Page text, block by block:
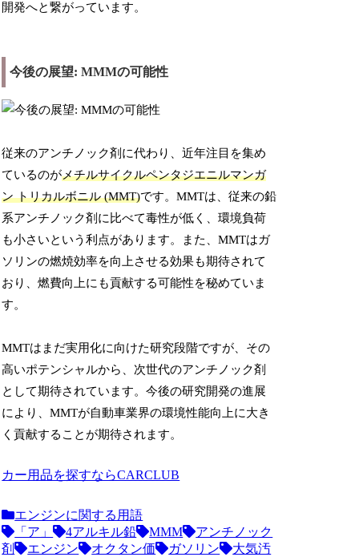
開発へと繋がっています。
今後の展望: MMMの可能性
従来のアンチノック剤に代わり、近年注目を集め
ているのがメチルサイクルペンタジエニルマンガ
ン トリカルボニル (MMT)です。MMTは、従来の鉛
系アンチノック剤に比べて毒性が低く、環境負荷
も小さいという利点があります。また、MMTはガ
ソリンの燃焼効率を向上させる効果も期待されて
おり、燃費向上にも貢献する可能性を秘めていま
す。
MMTはまだ実用化に向けた研究段階ですが、その
高いポテンシャルから、次世代のアンチノック剤
として期待されています。今後の研究開発の進展
により、MMTが自動車業界の環境性能向上に大き
く貢献することが期待されます。
カー用品を探すならCARCLUB
エンジンに関する用語
「ア」
4アルキル鉛 MMM
アンチノック
剤
エンジン オクタン価 ガソリン
大気汚